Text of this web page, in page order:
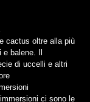
cactus oltre alla più
balene. Il
di uccelli e altri
ci sono le